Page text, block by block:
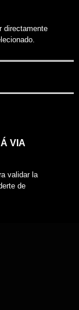
directamente
VIA
validar la
de